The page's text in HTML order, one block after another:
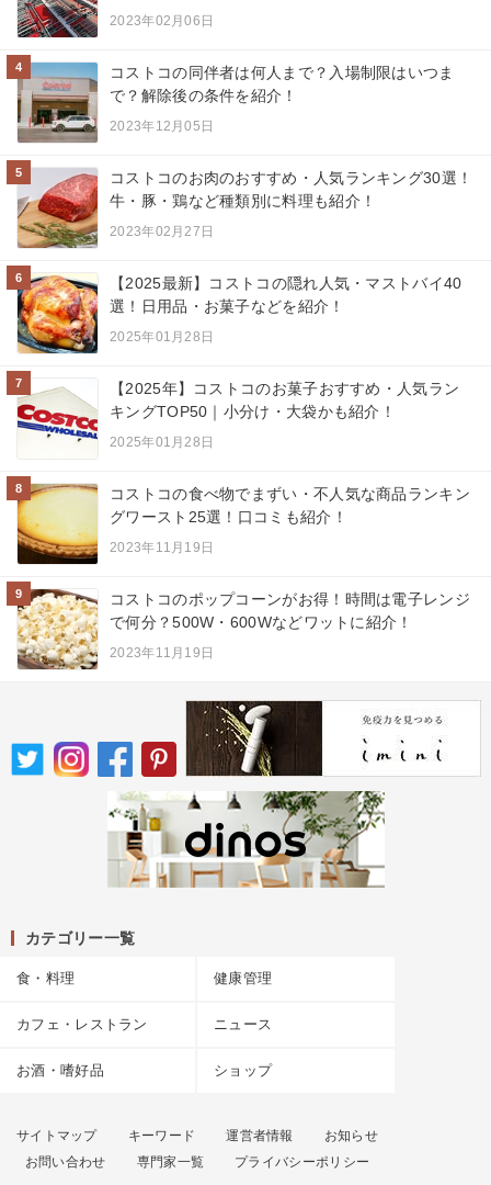
2023年02月06日
4
コストコの同伴者は何人まで？入場制限はいつま
で？解除後の条件を紹介！
2023年12月05日
5
コストコのお肉のおすすめ・人気ランキング30選！
牛・豚・鶏など種類別に料理も紹介！
2023年02月27日
6
【2025最新】コストコの隠れ人気・マストバイ40
選！日用品・お菓子などを紹介！
2025年01月28日
7
【2025年】コストコのお菓子おすすめ・人気ラン
キングTOP50｜小分け・大袋かも紹介！
2025年01月28日
8
コストコの食べ物でまずい・不人気な商品ランキン
グワースト25選！口コミも紹介！
2023年11月19日
9
コストコのポップコーンがお得！時間は電子レンジ
で何分？500W・600Wなどワットに紹介！
2023年11月19日
カテゴリー一覧
食・料理 健康管理
カフェ・レストラン ニュース
お酒・嗜好品 ショップ
サイトマップ キーワード 運営者情報
お知らせ
お問い合わせ
専門家一覧 プライバシーポリシー